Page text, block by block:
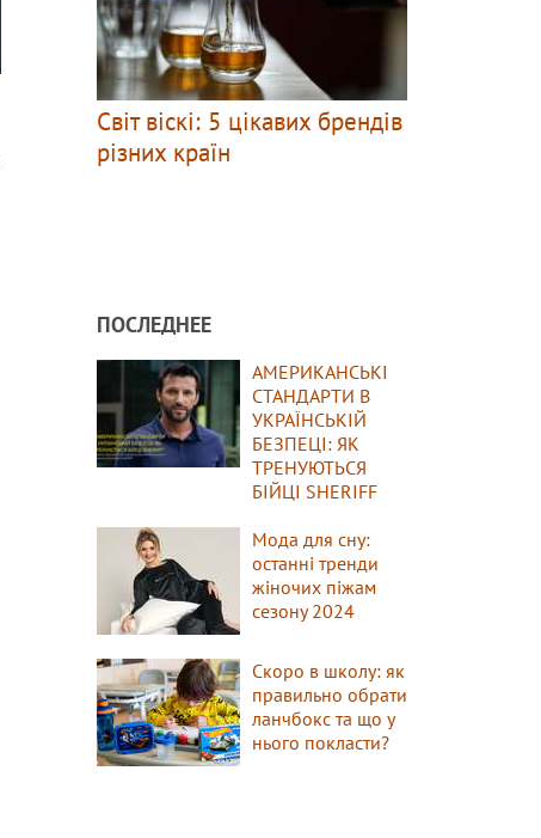
Світ віскі: 5 цікавих брендів
різних країн
ПОСЛЕДНЕЕ
АМЕРИКАНСЬКІ
СТАНДАРТИ В
УКРАЇНСЬКІЙ
БЕЗПЕЦІ: ЯК
ТРЕНУЮТЬСЯ
БІЙЦІ SHERIFF
Мода для сну:
останні тренди
жіночих піжам
сезону 2024
Скоро в школу: як
правильно обрати
ланчбокс та що у
нього покласти?